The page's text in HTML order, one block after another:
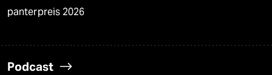
panterpreis 2026
Podcast